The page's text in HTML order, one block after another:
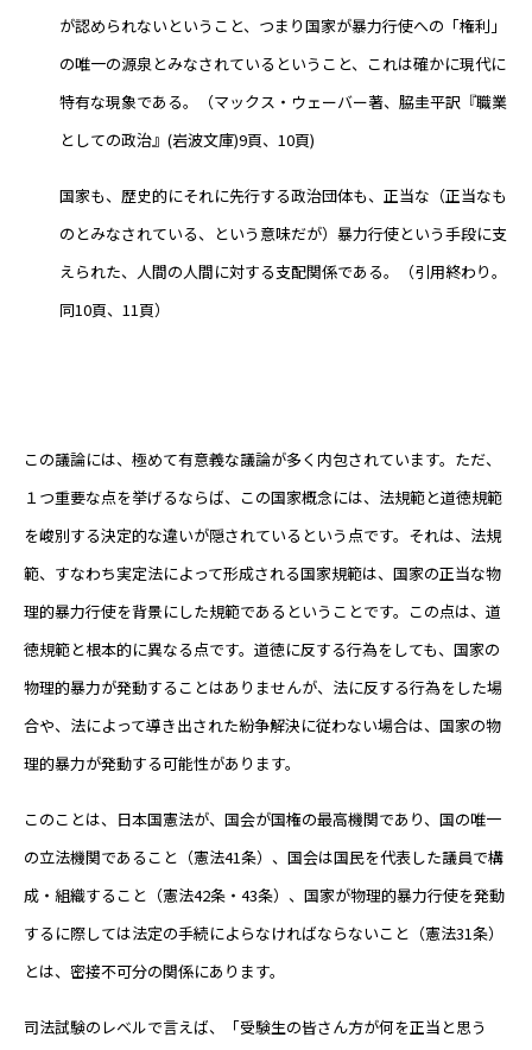
が認められないということ、つまり国家が暴力行使への「権利」
の唯一の源泉とみなされているということ、これは確かに現代に
特有な現象である。（マックス・ウェーバー著、脇圭平訳『職業
としての政治』(岩波文庫)9頁、10頁)
国家も、歴史的にそれに先行する政治団体も、正当な（正当なも
のとみなされている、という意味だが）暴力行使という手段に支
えられた、人間の人間に対する支配関係である。（引用終わり。
同10頁、11頁）
この議論には、極めて有意義な議論が多く内包されています。ただ、
１つ重要な点を挙げるならば、この国家概念には、法規範と道徳規範
を峻別する決定的な違いが隠されているという点です。それは、法規
範、すなわち実定法によって形成される国家規範は、国家の正当な物
理的暴力行使を背景にした規範であるということです。この点は、道
徳規範と根本的に異なる点です。道徳に反する行為をしても、国家の
物理的暴力が発動することはありませんが、法に反する行為をした場
合や、法によって導き出された紛争解決に従わない場合は、国家の物
理的暴力が発動する可能性があります。
このことは、日本国憲法が、国会が国権の最高機関であり、国の唯一
の立法機関であること（憲法41条）、国会は国民を代表した議員で構
成・組織すること（憲法42条・43条）、国家が物理的暴力行使を発動
するに際しては法定の手続によらなければならないこと（憲法31条）
とは、密接不可分の関係にあります。
司法試験のレベルで言えば、「受験生の皆さん方が何を正当と思う